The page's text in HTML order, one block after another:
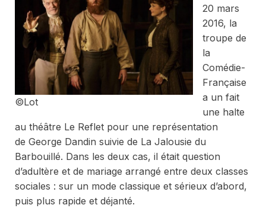
©Lot
20 mars
2016, la
troupe de
la
Comédie-
Française
a un fait
une halte
au théâtre Le Reflet pour une représentation
de George Dandin suivie de La Jalousie du
Barbouillé. Dans les deux cas, il était question
d’adultère et de mariage arrangé entre deux classes
sociales : sur un mode classique et sérieux d’abord,
puis plus rapide et déjanté.